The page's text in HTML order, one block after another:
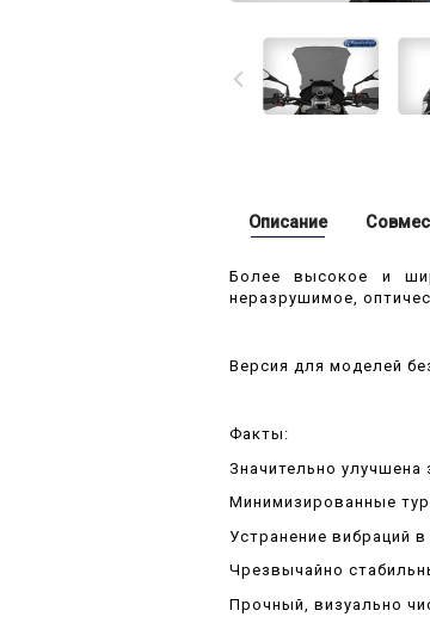
Описание
Более высокое и
неразрушимое,
Версия для моделей
Факты:
Значительно улучшена
Минимизированные
Устранение вибраций
Чрезвычайно
Прочный, визуально